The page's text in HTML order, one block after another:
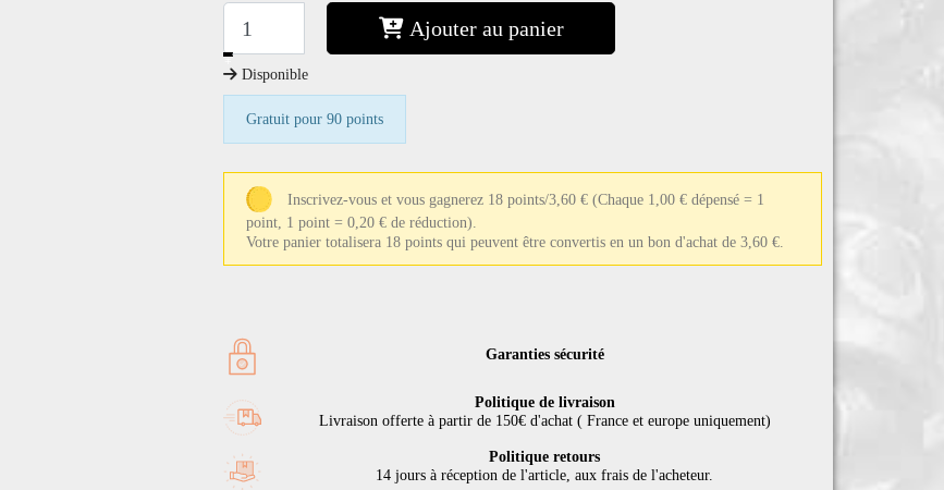
−
Ajouter au panier
Disponible
Gratuit pour 90 points
Inscrivez-vous et vous gagnerez 18 points/3,60 € (Chaque 1,00 € dépensé = 1
point, 1 point = 0,20 € de réduction).
Votre panier totalisera 18 points qui peuvent être convertis en un bon d'achat de 3,60 €.
Garanties sécurité
Politique de livraison
Livraison offerte à partir de 150€ d'achat ( France et europe uniquement)
Politique retours
14 jours à réception de l'article, aux frais de l'acheteur.